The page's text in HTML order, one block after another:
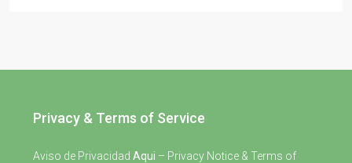
Privacy & Terms of Service
Aviso de Privacidad Aqui – Privacy Notice & Terms of